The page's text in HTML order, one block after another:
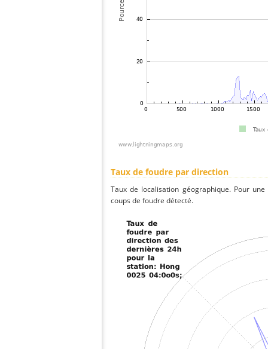
Taux de foudre par direction
Taux de localisation géographique. Pour
coups de foudre détecté.